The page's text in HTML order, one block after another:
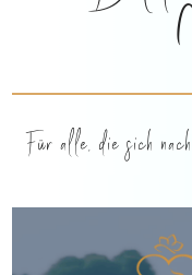
Für alle, die sich